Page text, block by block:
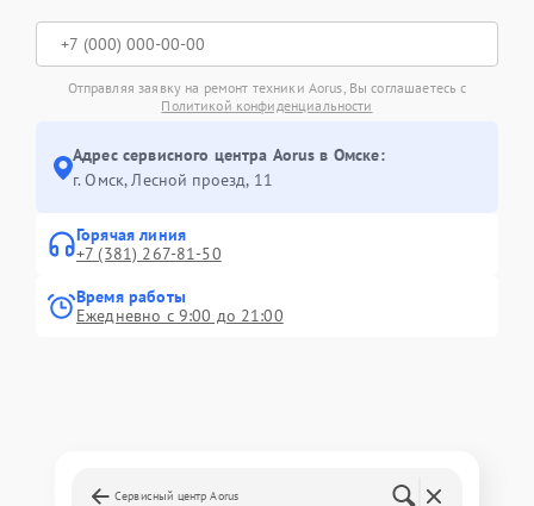
Отправляя заявку на ремонт техники Aorus, Вы соглашаетесь с
Политикой конфиденциальности
Адрес сервисного центра Aorus в Омске:
г. Омск, ​Лесной проезд, 11
Горячая линия
+7 (381) 267-81-50
Время работы
Ежедневно с 9:00 до 21:00
Сервисный центр Aorus